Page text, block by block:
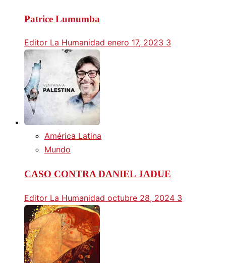
Patrice Lumumba
Editor La Humanidad enero 17, 2023 3
América Latina
Mundo
CASO CONTRA DANIEL JADUE
Editor La Humanidad octubre 28, 2024 3